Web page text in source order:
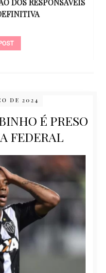
DOS RESPONSÁVEIS
DE 2024
É PRESO
FEDERAL